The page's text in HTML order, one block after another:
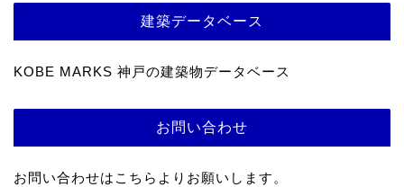
建築データベース
KOBE MARKS 神戸の建築物データベース
お問い合わせ
お問い合わせはこちらよりお願いします。